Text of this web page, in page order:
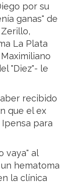
por su
ganas" de
La Plata
"Diez"- le
recibido
que el ex
para
vaya" al
hematoma
la clínica